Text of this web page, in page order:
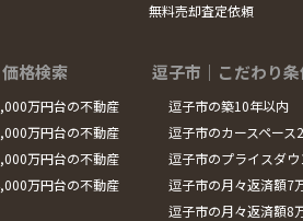
無料売却査定依頼
格検索
万円台の不動産
万円台の不動産
万円台の不動産
万円台の不動産
逗子市｜こだわり
逗子市の築10年以内
逗子市のカースペース
逗子市のプライスダ
逗子市の月々返済額7
逗子市の月々返済額8